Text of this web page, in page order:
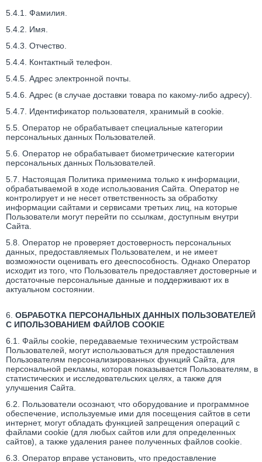
5.4.1. Фамилия.
5.4.2. Имя.
5.4.3. Отчество.
5.4.4. Контактный телефон.
5.4.5. Адрес электронной почты.
5.4.6. Адрес (в случае доставки товара по какому-либо адресу).
5.4.7. Идентификатор пользователя, хранимый в cookie.
5.5. Оператор не обрабатывает специальные категории
персональных данных Пользователей.
5.6. Оператор не обрабатывает биометрические категории
персональных данных Пользователей.
5.7. Настоящая Политика применима только к информации,
обрабатываемой в ходе использования Сайта. Оператор не
контролирует и не несет ответственность за обработку
информации сайтами и сервисами третьих лиц, на которые
Пользователи могут перейти по ссылкам, доступным внутри
Сайта.
5.8. Оператор не проверяет достоверность персональных
данных, предоставляемых Пользователем, и не имеет
возможности оценивать его дееспособность. Однако Оператор
исходит из того, что Пользователь предоставляет достоверные и
достаточные персональные данные и поддерживают их в
актуальном состоянии.
6. ОБРАБОТКА ПЕРСОНАЛЬНЫХ ДАННЫХ ПОЛЬЗОВАТЕЛЕЙ
С ИПОЛЬЗОВАНИЕМ ФАЙЛОВ COOKIE
6.1. Файлы cookie, передаваемые техническим устройствам
Пользователей, могут использоваться для предоставления
Пользователям персонализированных функций Сайта, для
персональной рекламы, которая показывается Пользователям, в
статистических и исследовательских целях, а также для
улучшения Сайта.
6.2. Пользователи осознают, что оборудование и программное
обеспечение, используемые ими для посещения сайтов в сети
интернет, могут обладать функцией запрещения операций с
файлами cookie (для любых сайтов или для определенных
сайтов), а также удаления ранее полученных файлов cookie.
6.3. Оператор вправе установить, что предоставление